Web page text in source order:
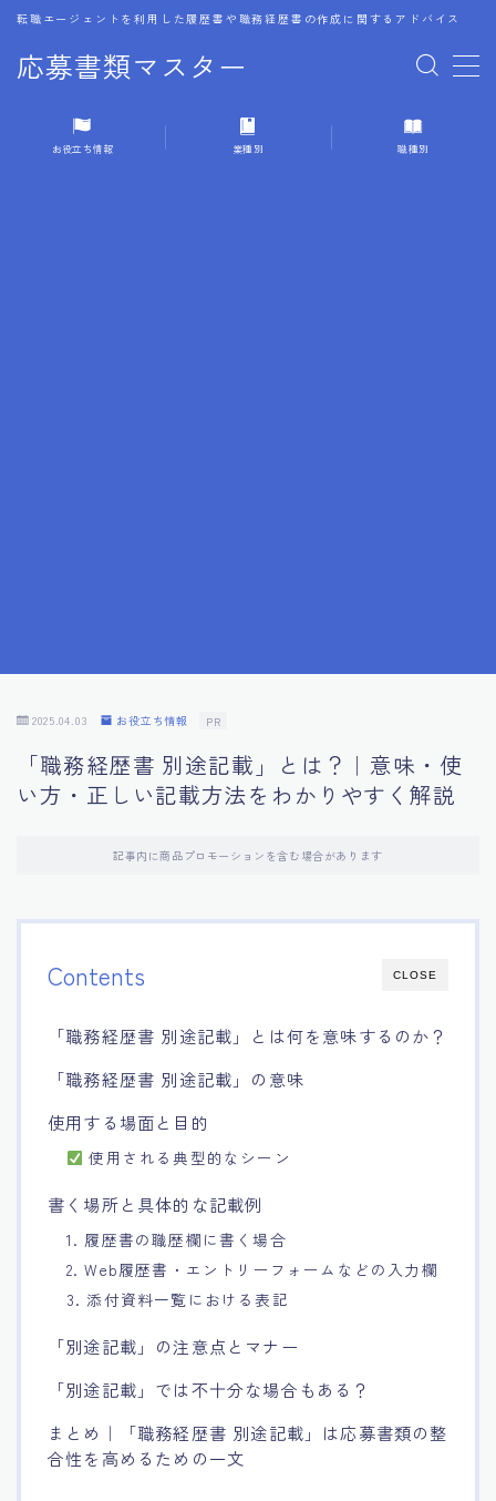
応募書類マスター
転職エージェントを利用した履歴書や職務経歴書の作成に関するアドバイス
MENU
1.履歴書のゴールデンルール
10.面接官に好印象を与える方法
11.キャリアアップを目指す人の応募書類
14.デジタル化やAIの進化がもたらす影響
お役立ち情報 業種別 職種別
2025.04.03 お役立ち情報 PR
「職務経歴書 別途記載」とは？｜意味・使
い方・正しい記載方法をわかりやすく解説
記事内に商品プロモーションを含む場合があります
CLOSE
Contents
「職務経歴書 別途記載」とは何を意味するのか？
「職務経歴書 別途記載」の意味
使用する場面と目的
使用される典型的なシーン
書く場所と具体的な記載例
1. 履歴書の職歴欄に書く場合
2. Web履歴書・エントリーフォームなどの入力欄
3. 添付資料一覧における表記
「別途記載」の注意点とマナー
「別途記載」では不十分な場合もある？
まとめ｜「職務経歴書 別途記載」は応募書類の整
合性を高めるための一文